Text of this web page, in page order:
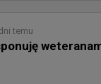
temu